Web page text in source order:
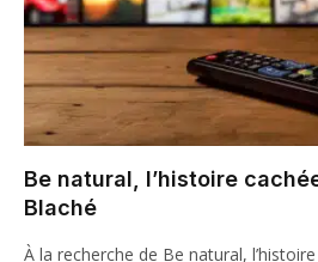
Be natural, l’histoire
Blaché
À la recherche de Be natural, l’histoire